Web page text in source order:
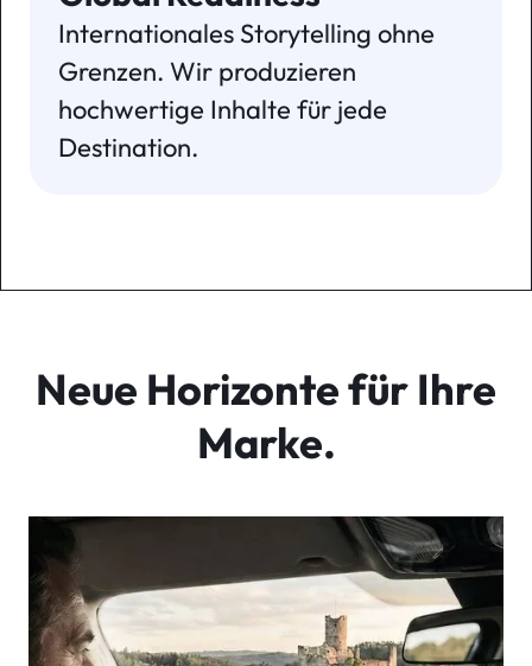
Internationales Storytelling ohne
Grenzen. Wir produzieren
hochwertige Inhalte für jede
Destination.
Neue Horizonte für Ihre
Marke.